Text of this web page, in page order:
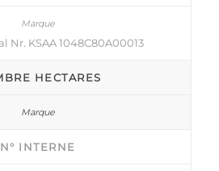
Nr. KSAA 1048C80A00013
HECTARES
N° INTERNE